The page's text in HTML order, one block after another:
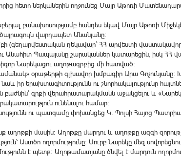
հետո ներկաներին ողջունեց Մայր Աթոռի
բանախոսությամբ հանդես եկավ Մայր Աթոռի
վարդապետ Անանյանը։
(գեղարվեստական ղեկավար` ՀՀ արվեստի վաստակավոր
Անահիտ Պապայանը շարականներ կատարեցին, իսկ
Նարեկացու աղոթագրքից մի հատված։
օրաթերթի գլխավոր խմբագիր Արա Գոչունյանը։
նաև իր երախտագիտությունն ու շնորհակալությունը
գրքի վերահրատարակմանն աջակցելու և
ունենալու համար:
ու պատգամը փոխանցեց Կ. Պոլսի Հայոց
աղոթքի մասին: Աղոթքը մարդու և աղոթքը ազգի
Աստծո ողորմությունը: Սուրբ Նարեկը մեզ
է պետք: Աղոթամատյանը ծնվել է մարդուն